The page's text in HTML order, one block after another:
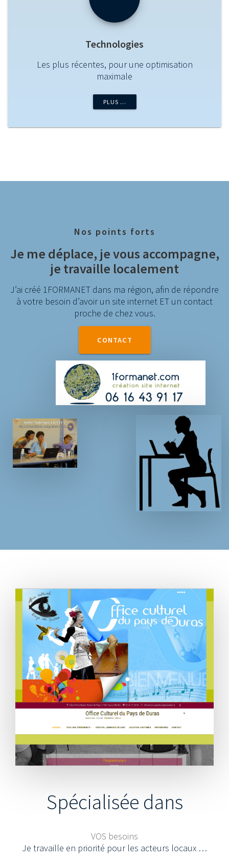
Technologies
Les plus récentes, pour une optimisation
maximale
PLUS …
Nos points forts
Je me déplace, je vous accompagne,
je travaille localement
J’ai créé 1FORMANET dans ma région, afin de répondre
à votre besoin d’avoir un site internet ET un contact
proche de chez vous.
CONTACT
Spécialisée dans
VOS besoins
Je travaille en priorité pour les acteurs locaux …